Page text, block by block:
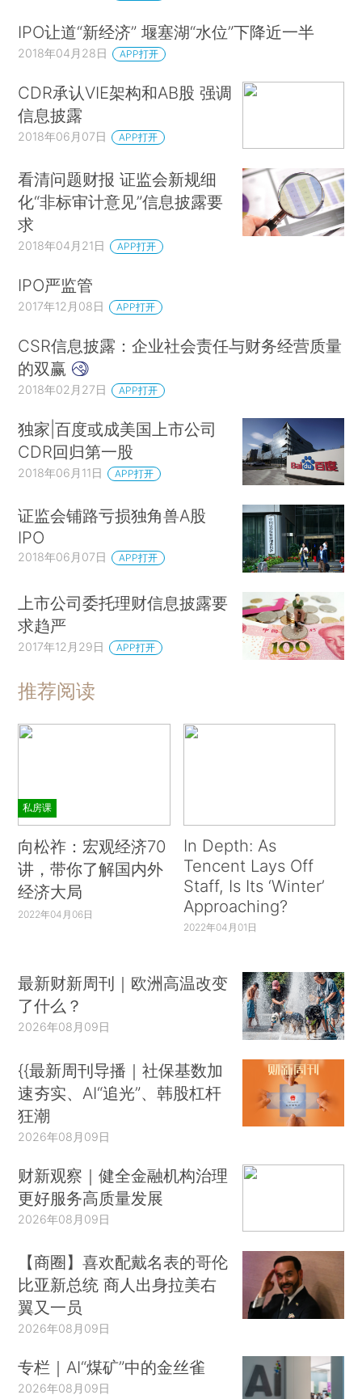
IPO让道“新经济” 堰塞湖“水位”下降近一半
2018年04月28日 APP打开
CDR承认VIE架构和AB股 强调
信息披露
2018年06月07日 APP打开
看清问题财报 证监会新规细
化“非标审计意见”信息披露要
求
2018年04月21日 APP打开
IPO严监管
2017年12月08日 APP打开
CSR信息披露：企业社会责任与财务经营质量
的双赢
2018年02月27日 APP打开
独家|百度或成美国上市公司
CDR回归第一股
2018年06月11日 APP打开
证监会铺路亏损独角兽A股
IPO
2018年06月07日 APP打开
上市公司委托理财信息披露要
求趋严
2017年12月29日 APP打开
推荐阅读
私房课
向松祚：宏观经济70
讲，带你了解国内外
经济大局
2022年04月06日
In Depth: As
Tencent Lays Off
Staff, Is Its ‘Winter’
Approaching?
2022年04月01日
最新财新周刊｜欧洲高温改变
了什么？
2026年08月09日
{{最新周刊导播｜社保基数加
速夯实、AI“追光”、韩股杠杆
狂潮
2026年08月09日
财新观察｜健全金融机构治理
更好服务高质量发展
2026年08月09日
【商圈】喜欢配戴名表的哥伦
比亚新总统 商人出身拉美右
翼又一员
2026年08月09日
专栏｜AI“煤矿”中的金丝雀
2026年08月09日